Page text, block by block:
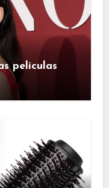
películas